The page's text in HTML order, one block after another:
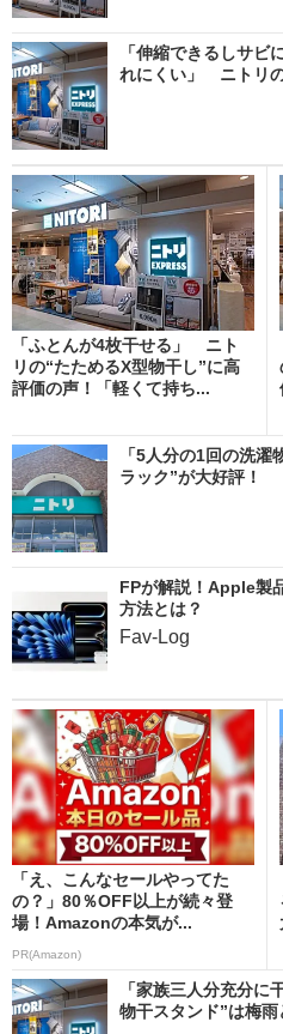
「伸縮できるしサビ
れにくい」 ニトリ
「ふとんが4枚干せる」 ニト
リの“たためるX型物干し”に高
評価の声！「軽くて持ち...
「5人分の1回の洗
ラック”が大好評！
FPが解説！Apple製
方法とは？
Fav-Log
「え、こんなセールやってた
の？」80％OFF以上が続々登
場！Amazonの本気が...
PR(Amazon)
「家族三人分充分
物干スタンド”は梅